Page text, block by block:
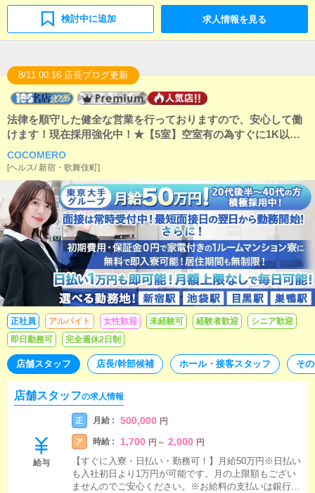
検討中に追加 求人情報を見る
8/11 00:16 店長ブログ更新
法律を順守した健全な営業を行っておりますので、安心して働
けます！現在採用強化中！★【5室】空室有の為すぐに1K以上
のマンション寮に無料で入寮・日払い1万・勤務可！★未経験で
も月給50万円！日払いが毎日可能です！個室マンション寮は初
期費用、入居期限はございません！20代後半～40代の方を積極
採用中！新宿、池袋、目黒、巣鴨から勤務地選べます！やる気
重視で採用！面接は常時受付中です！
COCOMERO
[ヘルス/ 新宿・歌舞伎町]
正社員 アルバイト 女性歓迎 未経験可 経験者歓迎
シニア歓迎
即日勤務可
完全週休2日制
店舗スタッフ 店長/幹部候補 ホール・接客スタッフ そ
店舗スタッフの求人情報
給与
正 月給 : 500,000 円
ア 時給 : 1,700 円 ～ 2,000 円
【すぐに入寮・日払い・勤務可！】月給50万円※日払い
も入社初日より1万円が可能です。月の上限額もござい
ませんのでご安心ください。※お給料の支払いは銀行振